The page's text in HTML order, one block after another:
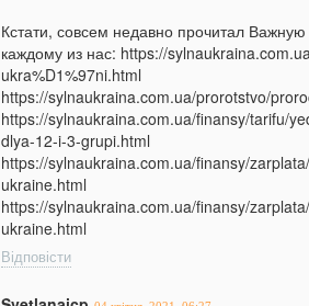
Кстати, совсем недавно прочитал Важную
каждому из нас: https://
ukra%D1%97ni.html
https://sylnaukraina.com.ua/prorotstvo/
https://sylnaukraina.com.ua/finansy/tarifu/
dlya-12-i-3-grupi.html
https://sylnaukraina.com.ua/finansy/
ukraine.html
https://sylnaukraina.com.ua/finansy/
ukraine.html
Відповісти